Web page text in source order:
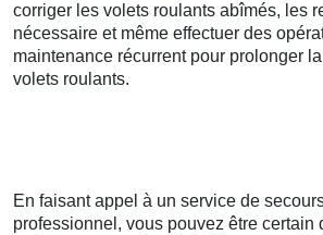
corriger les volets roulants abîmés, les
nécessaire et même effectuer des
maintenance récurrent pour prolonger
volets roulants.
En faisant appel à un service de
professionnel, vous pouvez être certain